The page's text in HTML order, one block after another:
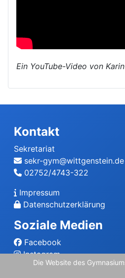
Ein YouTube-Video von
Kontakt
Sekretariat
sekr-gym@wittgenstein.de
02752/4743-322
Impressum
Datenschutzerklärung
Soziale Medien
Facebook
Instagram
Die Website des